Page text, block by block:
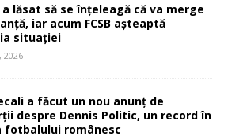
a lăsat să se înțeleagă că va merge
iar acum FCSB așteaptă
situației
2026
a făcut un nou anunț de
despre Dennis Politic, un record în
fotbalului românesc